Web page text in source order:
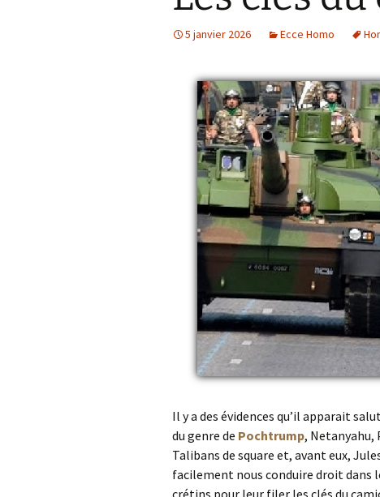
5 janvier 2026 Ecce Homo
Il y a des évidences qu’il apparait
du genre de Pochtrump, Netanyahu,
Talibans de square et, avant eux,
facilement nous conduire droit dans
crétins pour leur filer les clés du